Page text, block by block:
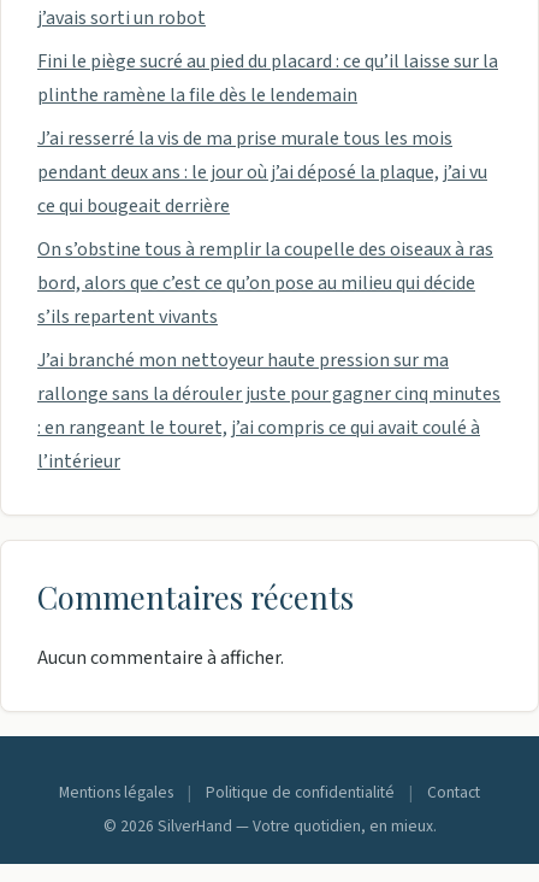
j’avais sorti un robot
Fini le piège sucré au pied du placard : ce qu’il laisse sur la
plinthe ramène la file dès le lendemain
J’ai resserré la vis de ma prise murale tous les mois
pendant deux ans : le jour où j’ai déposé la plaque, j’ai vu
ce qui bougeait derrière
On s’obstine tous à remplir la coupelle des oiseaux à ras
bord, alors que c’est ce qu’on pose au milieu qui décide
s’ils repartent vivants
J’ai branché mon nettoyeur haute pression sur ma
rallonge sans la dérouler juste pour gagner cinq minutes
: en rangeant le touret, j’ai compris ce qui avait coulé à
l’intérieur
Commentaires récents
Aucun commentaire à afficher.
Mentions légales | Politique de confidentialité |
Contact
© 2026 SilverHand — Votre quotidien, en mieux.